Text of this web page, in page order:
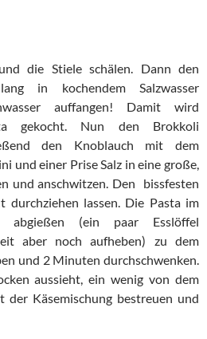
die Stiele schälen. Dann den
in kochendem Salzwasser
auffangen! Damit wird
gekocht. Nun den Brokkoli
den Knoblauch mit dem
und einer Prise Salz in eine große,
und anschwitzen. Den bissfesten
durchziehen lassen. Die Pasta im
abgießen (ein paar Esslöffel
aber noch aufheben) zu dem
und 2 Minuten durchschwenken.
aussieht, ein wenig von dem
der Käsemischung bestreuen und